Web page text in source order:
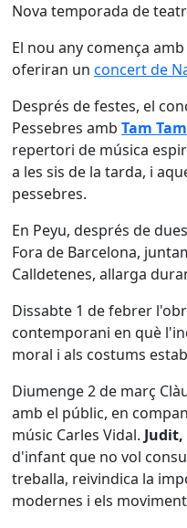
Nova temporada de
El nou any comença
oferiran un concert de
Després de festes, el
Pessebres amb Tam
repertori de música
a les sis de la tarda, i
pessebres.
En Peyu, després de
Fora de Barcelona,
Calldetenes, allarga
Dissabte 1 de febrer
contemporani en què
moral i als costums
Diumenge 2 de març
amb el públic, en
músic Carles Vidal.
d'infant que no vol
treballa, reivindica la
modernes i els